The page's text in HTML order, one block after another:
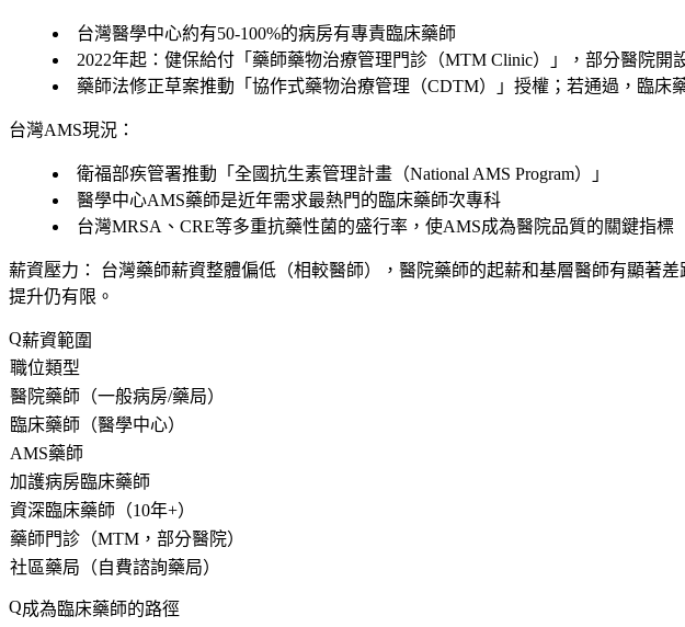
台灣醫學中心約有50-100%的病房有專責臨床藥師
2022年起：健保給付「藥師藥物治療管理門診（MTM Clinic）」，部分醫院開
藥師法修正草案推動「協作式藥物治療管理（CDTM）」授權；若通過，臨床
台灣AMS現況：
衛福部疾管署推動「全國抗生素管理計畫（National AMS Program）」
醫學中心AMS藥師是近年需求最熱門的臨床藥師次專科
台灣MRSA、CRE等多重抗藥性菌的盛行率，使AMS成為醫院品質的關鍵指標
薪資壓力：
台灣藥師薪資整體偏低（相較醫師），醫院藥師的起薪和基層醫師有顯著
提升仍有限。
薪資範圍
職位類型
醫院藥師（一般病房/藥局）
臨床藥師（醫學中心）
AMS藥師
加護病房臨床藥師
資深臨床藥師（10年+）
藥師門診（MTM，部分醫院）
社區藥局（自費諮詢藥局）
成為臨床藥師的路徑